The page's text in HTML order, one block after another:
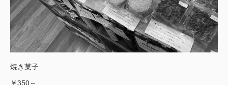
焼き菓子
￥350～